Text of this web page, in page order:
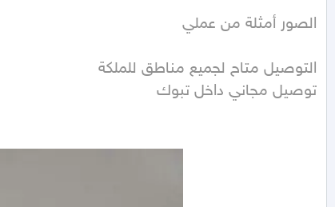
توصيل مجاني داخل تبوك